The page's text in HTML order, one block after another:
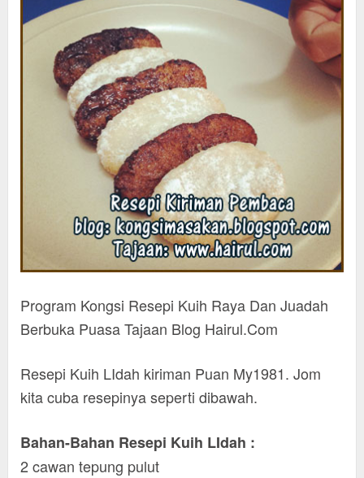
Program Kongsi Resepi Kuih Raya Dan Juadah
Berbuka Puasa Tajaan Blog Hairul.Com
Resepi Kuih LIdah kiriman Puan My1981. Jom
kita cuba resepinya seperti dibawah.
Bahan-Bahan Resepi Kuih LIdah :
2 cawan tepung pulut